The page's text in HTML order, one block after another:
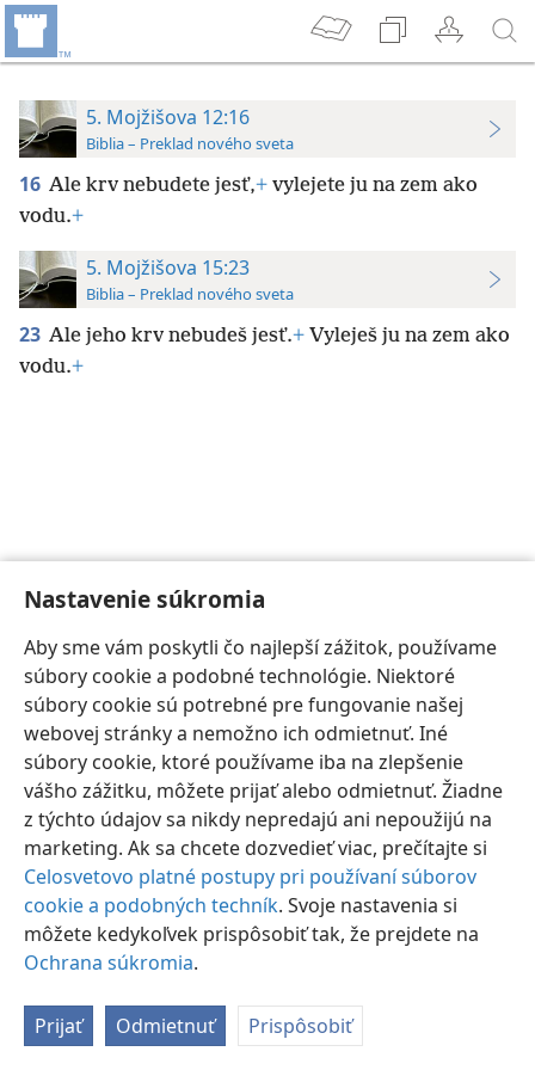
Nastavenie súkromia
Aby sme vám poskytli čo najlepší zážitok, používame
súbory cookie a podobné technológie. Niektoré
súbory cookie sú potrebné pre fungovanie našej
webovej stránky a nemožno ich odmietnuť. Iné
súbory cookie, ktoré používame iba na zlepšenie
vášho zážitku, môžete prijať alebo odmietnuť. Žiadne
z týchto údajov sa nikdy nepredajú ani nepoužijú na
marketing. Ak sa chcete dozvedieť viac, prečítajte si
Celosvetovo platné postupy pri používaní súborov
cookie a podobných techník. Svoje nastavenia si
môžete kedykoľvek prispôsobiť tak, že prejdete na
Ochrana súkromia.
Prijať Odmietnuť Prispôsobiť
5. Mojžišova 12:16
Biblia – Preklad nového sveta
16 Ale krv nebudete jesť,+ vylejete ju na zem ako
vodu.+
5. Mojžišova 15:23
Biblia – Preklad nového sveta
23 Ale jeho krv nebudeš jesť.+ Vyleješ ju na zem ako
vodu.+
Slovenčina Nastavenia
Copyright © 2026 Watch Tower Bible and Tract Society of Pennsylvania
Podmienky používania
JW.ORG
Prihlásiť sa